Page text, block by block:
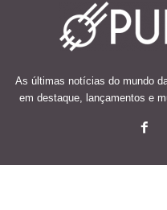
As últimas notícias do mundo
em destaque, lançamentos e